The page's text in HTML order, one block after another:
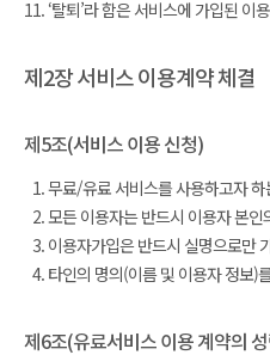
‘탈퇴’라 함은 서비스에 가입된
제2장 서비스 이용계약 체결
제5조(서비스 이용 신청)
무료/유료 서비스를 사용하고자
모든 이용자는 반드시 이용자 본
이용자가입은 반드시 실명으로만
타인의 명의(이름 및 이용자 정보)
제6조(유료서비스 이용 계약의